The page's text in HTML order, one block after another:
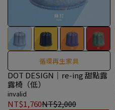
循環再生家具
DOT DESIGN｜re-ing 甜點露
露椅（低）
invalid
NT$1,760NT$2,000